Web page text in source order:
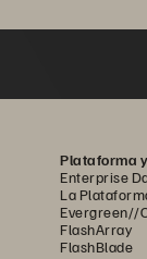
Plataforma
Enterprise
La
Evergreen//
FlashArray
FlashBlade